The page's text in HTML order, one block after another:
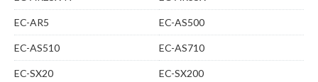
EC-AR5 EC-AS500
EC-AS510 EC-AS710
EC-SX20 EC-SX200